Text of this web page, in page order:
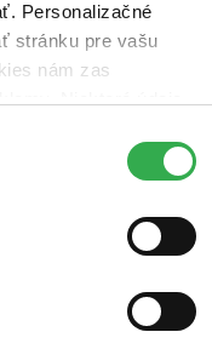
Personalizačné
stránku pre vašu
nám zas
cookies. Ďakujeme!